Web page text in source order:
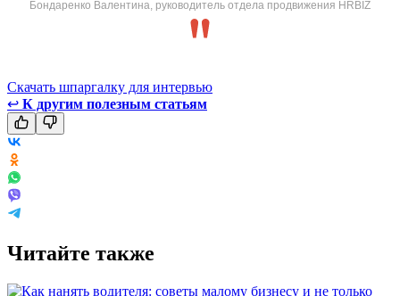
Бондаренко Валентина, руководитель отдела продвижения HRBIZ
Скачать шпаргалку для интервью
↩ К другим полезным статьям
Читайте также